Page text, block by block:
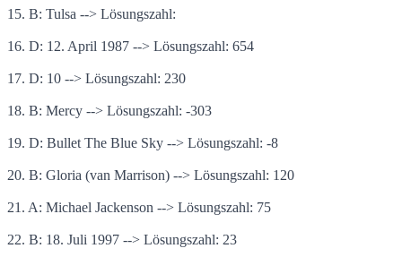
15. B: Tulsa --> Lösungszahl:
16. D: 12. April 1987 --> Lösungszahl: 654
17. D: 10 --> Lösungszahl: 230
18. B: Mercy --> Lösungszahl: -303
19. D: Bullet The Blue Sky --> Lösungszahl: -8
20. B: Gloria (van Marrison) --> Lösungszahl: 120
21. A: Michael Jackenson --> Lösungszahl: 75
22. B: 18. Juli 1997 --> Lösungszahl: 23